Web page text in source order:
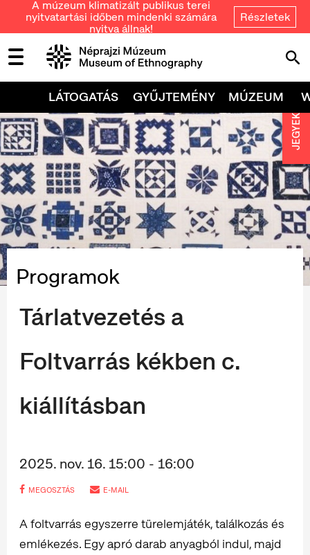
A múzeum klimatizált publikus terei
nyitvatartási időben mindenki számára
nyitva állnak!
Részletek
LÁTOGATÁS GYŰJTEMÉNY MÚZEUM
Programok
Tárlatvezetés a
Foltvarrás kékben c.
kiállításban
2025. nov. 16. 15:00 - 16:00
MEGOSZTÁS E-MAIL
A foltvarrás egyszerre türelemjáték, találkozás és
emlékezés. Egy apró darab anyagból indul, majd
JEGYEK